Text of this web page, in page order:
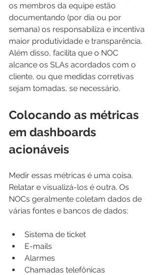
os membros da equipe estão
documentando (por dia ou por
semana) os responsabiliza e incentiva
maior produtividade e transparência.
Além disso, facilita que o NOC
alcance os SLAs acordados com o
cliente, ou que medidas corretivas
sejam tomadas, se necessário.
Colocando as métricas
em dashboards
acionáveis
Medir essas métricas é uma coisa.
Relatar e visualizá-los é outra. Os
NOCs geralmente coletam dados de
várias fontes e bancos de dados:
Sistema de ticket
E-mails
Alarmes
Chamadas telefônicas